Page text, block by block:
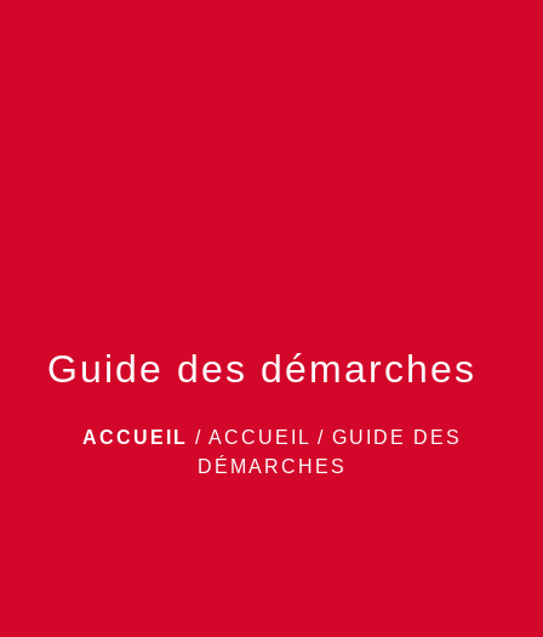
Guide des démarches
ACCUEIL / ACCUEIL / GUIDE DES
DÉMARCHES